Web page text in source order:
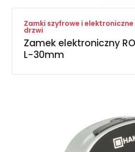
Zamki szyfrowe i
drzwi
Zamek elektroniczny
L-30mm